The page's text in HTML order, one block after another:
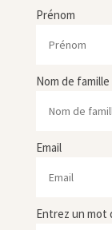
Prénom
Nom de famille
Email
Entrez un mot